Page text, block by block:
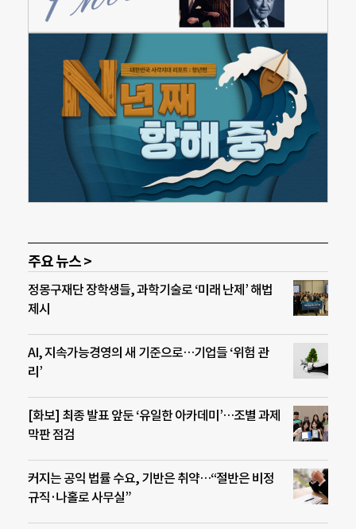
주요 뉴스 >
정몽구재단 장학생들, 과학기술로 ‘미래 난제’ 해법
제시
AI, 지속가능경영의 새 기준으로…기업들 ‘위험 관
리’
[화보] 최종 발표 앞둔 ‘유일한 아카데미’…조별 과제
막판 점검
커지는 공익 법률 수요, 기반은 취약…“절반은 비정
규직·나홀로 사무실”